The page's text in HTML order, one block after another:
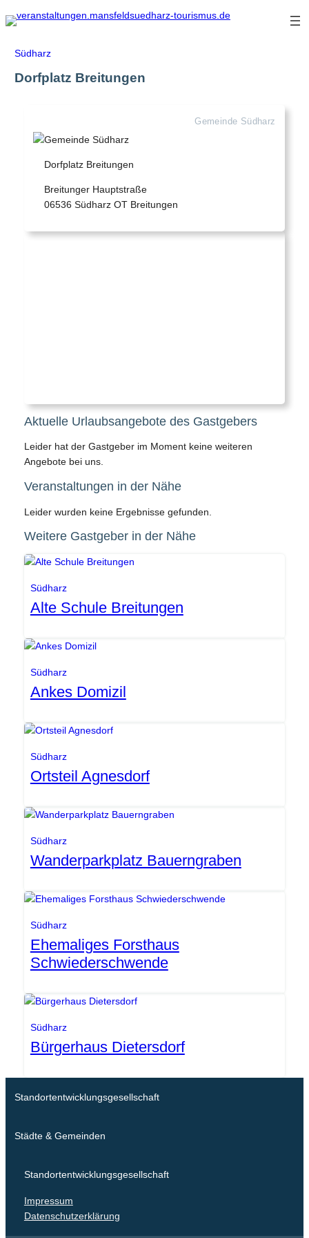
Zum
Inhalt
Südharz
Dorfplatz Breitungen
Gemeinde Südharz
Dorfplatz Breitungen
Breitunger Hauptstraße
06536 Südharz OT Breitungen
Aktuelle Urlaubsangebote des Gastgebers
Leider hat der Gastgeber im Moment keine weiteren
Angebote bei uns.
Veranstaltungen in der Nähe
Leider wurden keine Ergebnisse gefunden.
Weitere Gastgeber in der Nähe
Südharz
Alte Schule Breitungen
Südharz
Ankes Domizil
Südharz
Ortsteil Agnesdorf
Südharz
Wanderparkplatz Bauerngraben
Südharz
Ehemaliges Forsthaus
Schwiederschwende
Südharz
Bürgerhaus Dietersdorf
Standortentwicklungsgesellschaft
Städte & Gemeinden
Standortentwicklungsgesellschaft
Impressum
Datenschutzerklärung